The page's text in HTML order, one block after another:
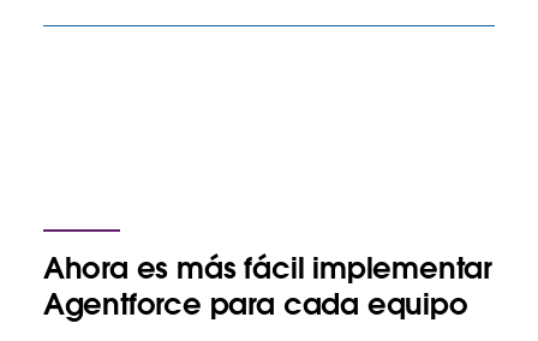
Ahora es más fácil implementar
Agentforce para cada equipo